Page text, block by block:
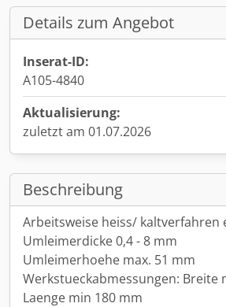
Details zum Angebot
Inserat-ID:
A105-4840
Aktualisierung:
zuletzt am 01.07.2026
Beschreibung
Arbeitsweise heiss/ kaltverfahren
Umleimerdicke 0,4 - 8 mm
Umleimerhoehe max. 51 mm
Werkstueckabmessungen: Breite
Laenge min 180 mm